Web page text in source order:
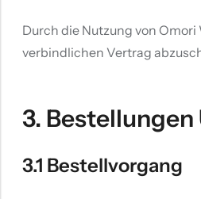
Durch die Nutzung von
verbindlichen Vertrag
3.
3.1 Bestellvorgang